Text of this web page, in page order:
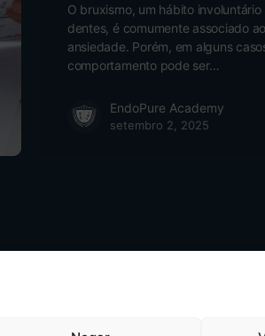
O bruxismo, um hábito
dentes, é comumente associado
ansiedade. Porém, em alguns
comportamento pode ser…
EndoPure Academy
setembro 2, 2025